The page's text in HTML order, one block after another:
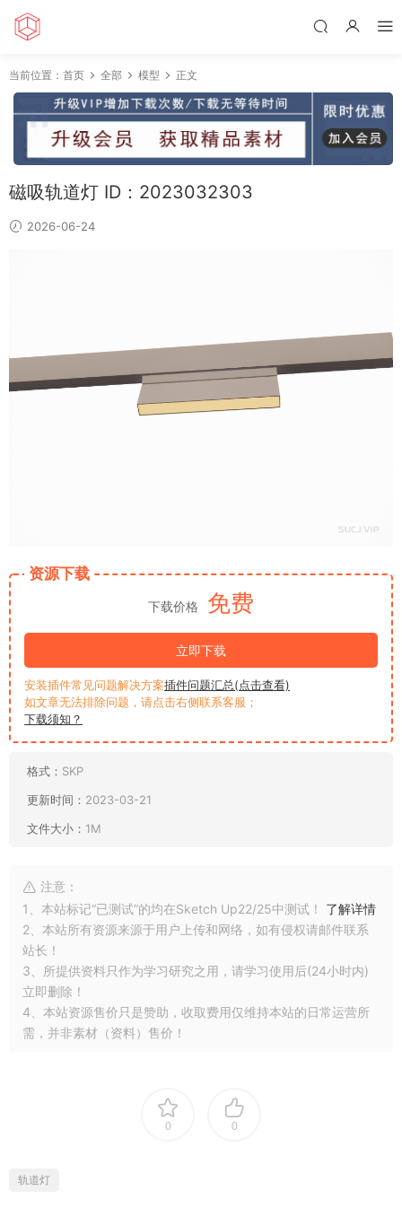
当前位置： 首页 全部 模型 正文
磁吸轨道灯 ID：2023032303
2026-06-24
资源下载
下载价格 免费
立即下载
安装插件常见问题解决方案插件问题汇总(点击查看)
如文章无法排除问题，请点击右侧联系客服；
下载须知？
格式： SKP
更新时间： 2023-03-21
文件大小： 1M
注意：
1、本站标记“已测试”的均在Sketch Up22/25中测试！ 了解详情
2、本站所有资源来源于用户上传和网络，如有侵权请邮件联系
站长！
3、所提供资料只作为学习研究之用，请学习使用后(24小时内)
立即删除！
4、本站资源售价只是赞助，收取费用仅维持本站的日常运营所
需，并非素材（资料）售价！
0 0
轨道灯